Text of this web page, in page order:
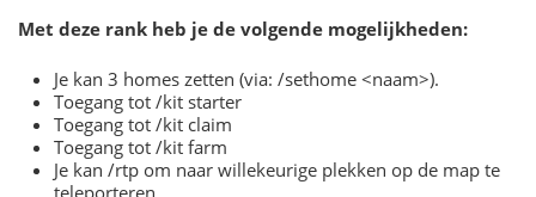
Met deze rank heb je de volgende mogelijkheden:
Je kan 3 homes zetten (via: /sethome <naam>).
Toegang tot /kit starter
Toegang tot /kit claim
Toegang tot /kit farm
Je kan /rtp om naar willekeurige plekken op de map te
teleporteren